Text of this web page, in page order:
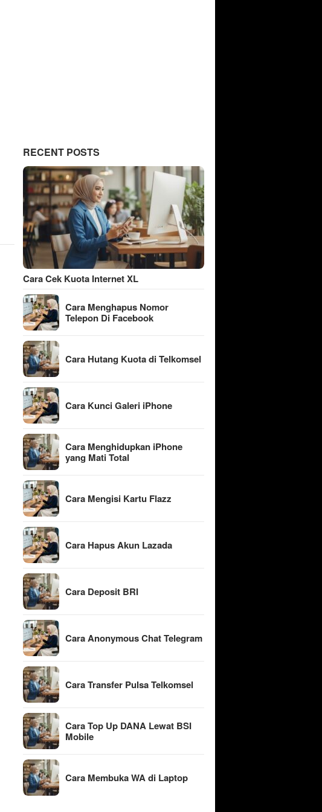
RECENT POSTS
Cara Cek Kuota Internet XL
Cara Menghapus Nomor
Telepon Di Facebook
Cara Hutang Kuota di Telkomsel
Cara Kunci Galeri iPhone
Cara Menghidupkan iPhone
yang Mati Total
Cara Mengisi Kartu Flazz
Cara Hapus Akun Lazada
Cara Deposit BRI
Cara Anonymous Chat Telegram
Cara Transfer Pulsa Telkomsel
Cara Top Up DANA Lewat BSI
Mobile
Cara Membuka WA di Laptop